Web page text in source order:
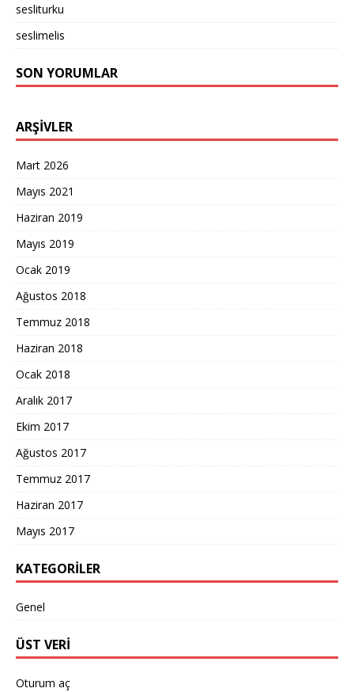
sesliturku
seslimelis
SON YORUMLAR
ARŞIVLER
Mart 2026
Mayıs 2021
Haziran 2019
Mayıs 2019
Ocak 2019
Ağustos 2018
Temmuz 2018
Haziran 2018
Ocak 2018
Aralık 2017
Ekim 2017
Ağustos 2017
Temmuz 2017
Haziran 2017
Mayıs 2017
KATEGORILER
Genel
ÜST VERI
Oturum aç